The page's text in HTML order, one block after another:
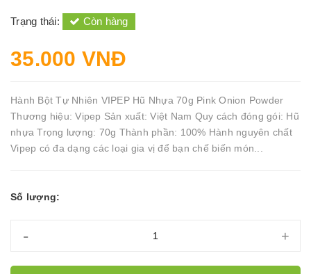
Trạng thái: Còn hàng
35.000 VNĐ
Hành Bột Tự Nhiên VIPEP Hũ Nhựa 70g Pink Onion Powder
Thương hiệu: Vipep Sản xuất: Việt Nam Quy cách đóng gói: Hũ
nhựa Trọng lượng: 70g Thành phần: 100% Hành nguyên chất
Vipep có đa dạng các loại gia vị để bạn chế biến món...
Số lượng:
- +